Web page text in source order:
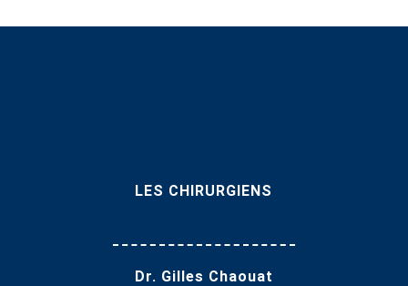
LES CHIRURGIENS
Dr. Gilles Chaouat